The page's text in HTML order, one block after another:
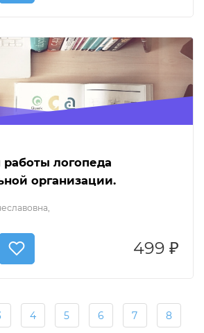
логопеда
организации.
499 ₽
4 5 6 7 8